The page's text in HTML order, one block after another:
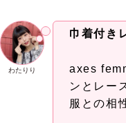
わたりり
巾着付き
axes
ンとレー
服との相